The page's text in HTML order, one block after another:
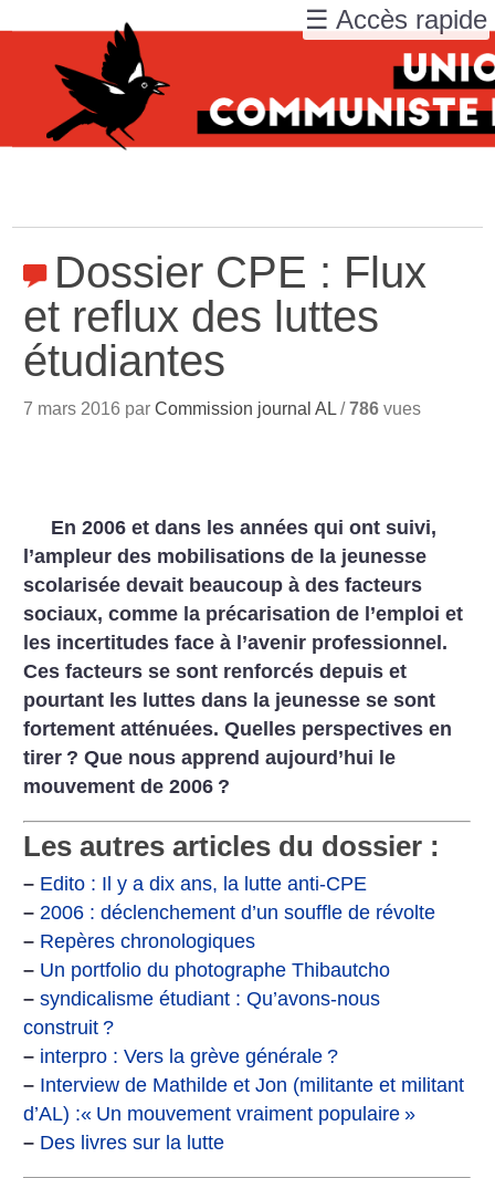
Dossier CPE : Flux
et reflux des luttes
étudiantes
7 mars 2016 parCommission journal AL /786 vues
En 2006 et dans les années qui ont suivi,
l’ampleur des mobilisations de la jeunesse
scolarisée devait beaucoup à des facteurs
sociaux, comme la précarisation de l’emploi et
les incertitudes face à l’avenir professionnel.
Ces facteurs se sont renforcés depuis et
pourtant les luttes dans la jeunesse se sont
fortement atténuées. Quelles perspectives en
tirer ? Que nous apprend aujourd’hui le
mouvement de 2006 ?
Les autres articles du dossier :
– Edito : Il y a dix ans, la lutte anti-CPE
– 2006 : déclenchement d’un souffle de révolte
– Repères chronologiques
– Un portfolio du photographe Thibautcho
– syndicalisme étudiant : Qu’avons-nous
construit ?
– interpro : Vers la grève générale ?
– Interview de Mathilde et Jon (militante et militant
d’AL) :« Un mouvement vraiment populaire »
– Des livres sur la lutte
☰ Accès rapide